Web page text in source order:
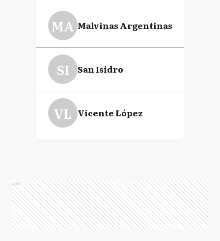
MA Malvinas Argentinas
SI San Isidro
VL Vicente López
Ads